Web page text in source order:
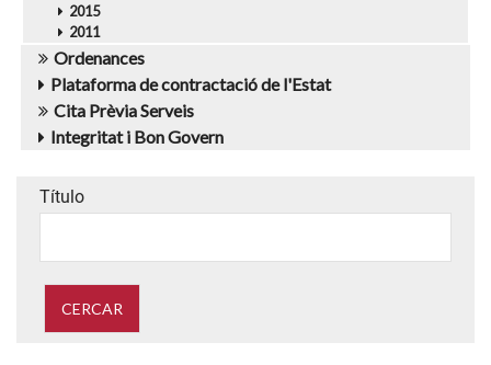
2015
2011
Ordenances
Plataforma de contractació de l'Estat
Cita Prèvia Serveis
Integritat i Bon Govern
Título